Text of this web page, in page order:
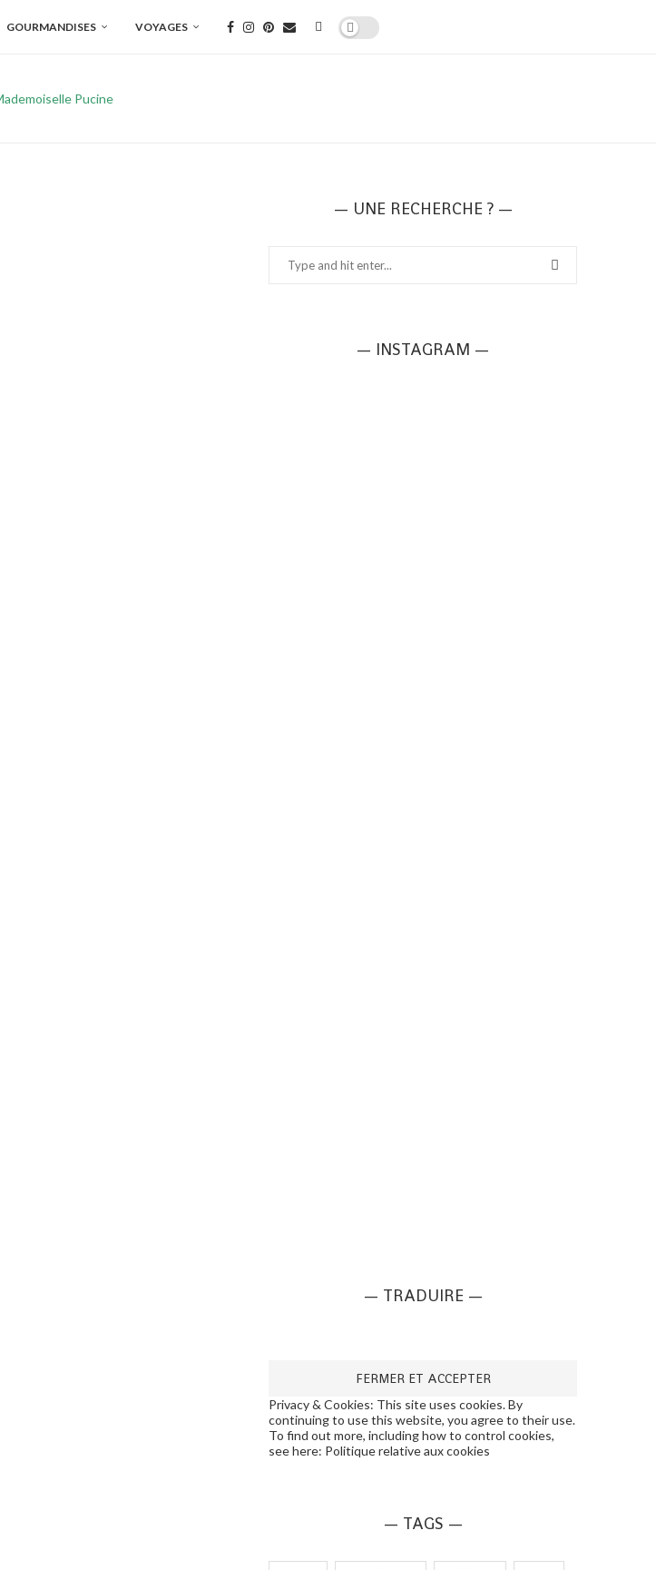
GOURMANDISES VOYAGES
— UNE RECHERCHE ? —
— INSTAGRAM —
— TRADUIRE —
Privacy & Cookies: This site uses cookies. By
continuing to use this website, you agree to their use.
To find out more, including how to control cookies,
see here: Politique relative aux cookies
— TAGS —